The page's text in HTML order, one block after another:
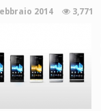
2014 3,771